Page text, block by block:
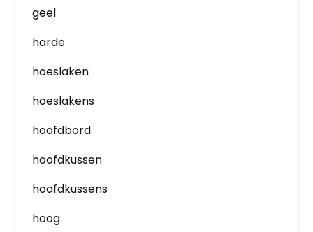
geel
harde
hoeslaken
hoeslakens
hoofdbord
hoofdkussen
hoofdkussens
hoog